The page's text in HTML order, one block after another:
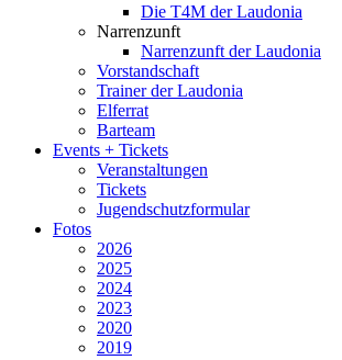
Die T4M der Laudonia
Narrenzunft
Narrenzunft der Laudonia
Vorstandschaft
Trainer der Laudonia
Elferrat
Barteam
Events + Tickets
Veranstaltungen
Tickets
Jugendschutzformular
Fotos
2026
2025
2024
2023
2020
2019